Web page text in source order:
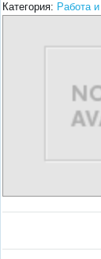
Категория: Работа